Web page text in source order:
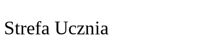
Strefa Ucznia